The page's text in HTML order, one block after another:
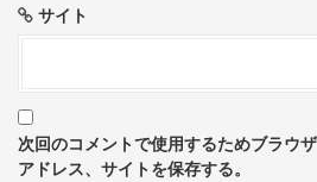
サイト
次回のコメントで使用するためブラウ
アドレス、サイトを保存する。